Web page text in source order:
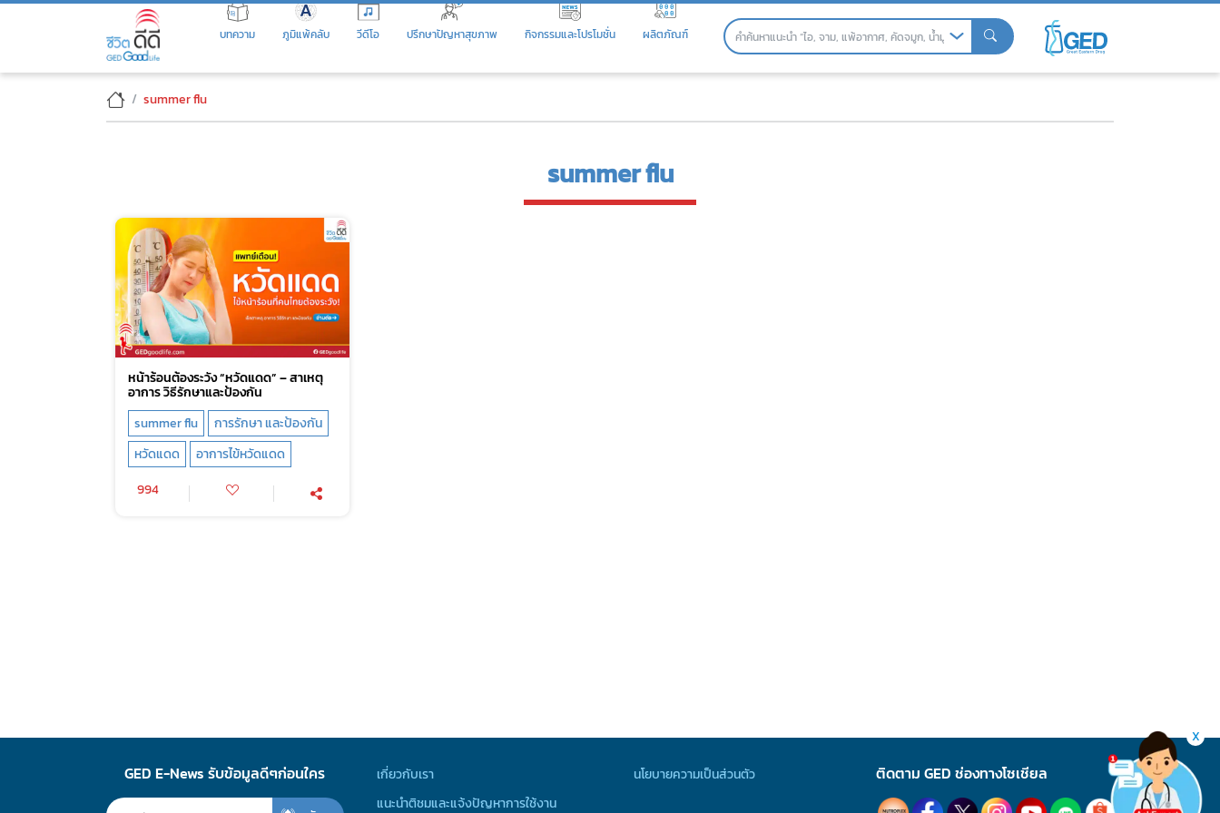
Skip
บทความ ภูมิแพ้คลับ วีดีโอ ปรึกษาปัญหาสุขภาพ กิจกรรมและโปรโมชั่น ผลิตภัณฑ์
summer flu
summer flu
หน้าร้อนต้องระวัง “หวัดแดด” – สาเหตุ
อาการ วิธีรักษาและป้องกัน
summer flu
การรักษา และป้องกัน
หวัดแดด
อาการไข้หวัดแดด
994
GED E-News รับข้อมูลดีๆก่อนใคร
เกี่ยวกับเรา
แนะนำติชมและแจ้งปัญหาการใช้งาน
นโยบายความเป็นส่วนตัว ติดตาม GED ช่องทางโซเชียล
X